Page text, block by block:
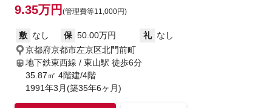
9.35万円 (管理費等11,000円)
敷 なし 保 50.00万円 礼 なし
京都府京都市左京区北門前町
地下鉄東西線 / 東山駅 徒歩6分
35.87㎡ 4階建/4階
1991年3月(築35年6ヶ月)